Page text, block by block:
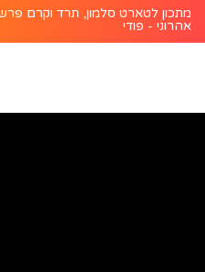
מתכון לטארט סלמון, תרד וקרם
אהרוני - פודי